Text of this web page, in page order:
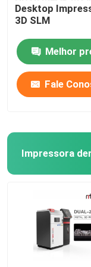
Máquina de
Máquina de
Máquina de
Desktop
3D SLM
Melhor
Fale
Impressora